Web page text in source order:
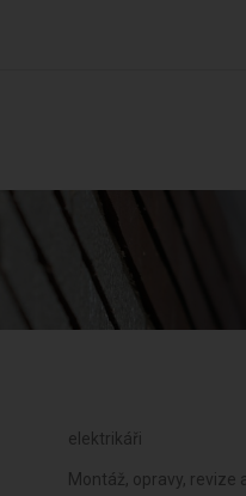
elektrikáři
Montáž, opravy, revize